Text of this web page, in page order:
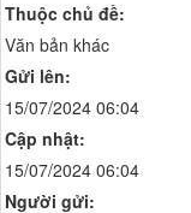
Thuộc chủ đề:
Văn bản khác
Gửi lên:
15/07/2024 06:04
Cập nhật:
15/07/2024 06:04
Người gửi: